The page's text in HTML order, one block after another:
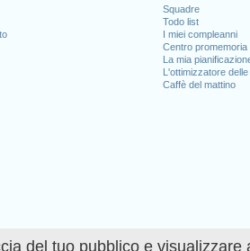
del tuo pubblico e
Squadre
Todo list
I miei compleanni
Centro promemoria
La mia
L'ottimizzatore
Caffè del mattino